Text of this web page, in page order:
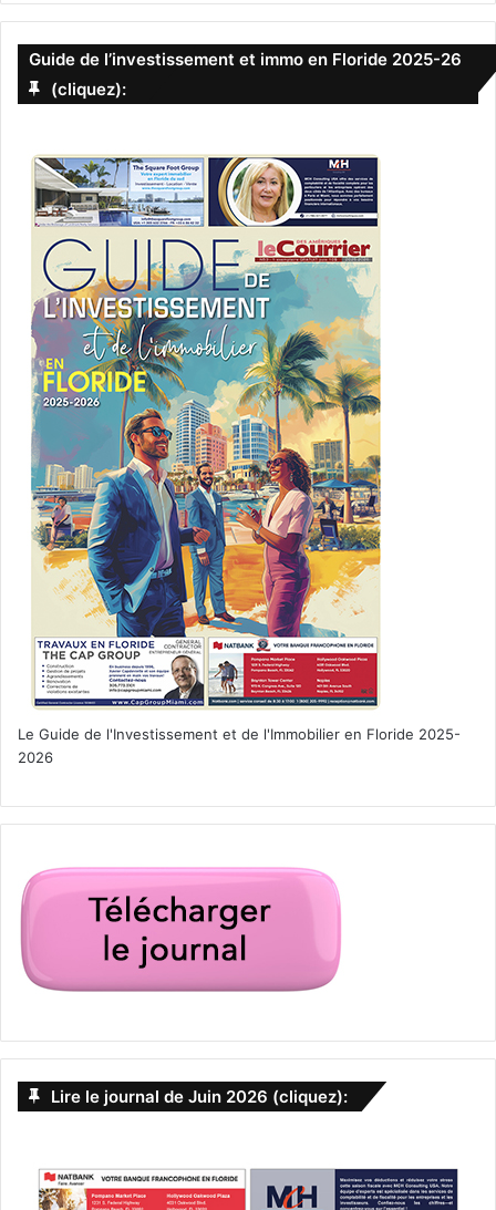
Guide de l’investissement et immo en Floride 2025-26
(cliquez):
Le Guide de l'Investissement et de l'Immobilier en Floride 2025-
2026
Lire le journal de Juin 2026 (cliquez):